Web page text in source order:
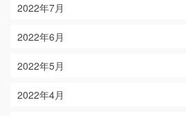
2022年7月
2022年6月
2022年5月
2022年4月